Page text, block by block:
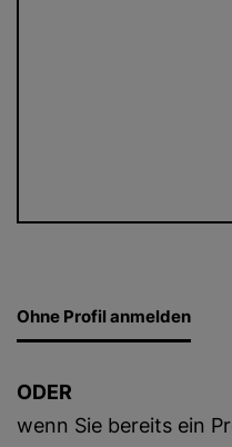
ODER
wenn Sie bereits ein